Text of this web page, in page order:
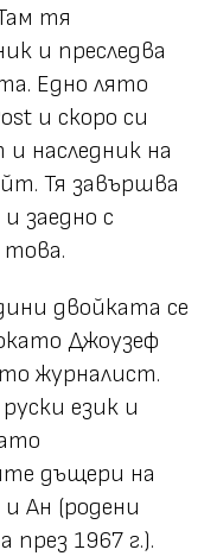
тя
и преследва
Едно лято
и скоро си
наследник на
Тя завършва
заедно с
това.
двойката се
Джоузеф
журналист.
език и
дъщери на
Ан (родени
през 1967 г.).